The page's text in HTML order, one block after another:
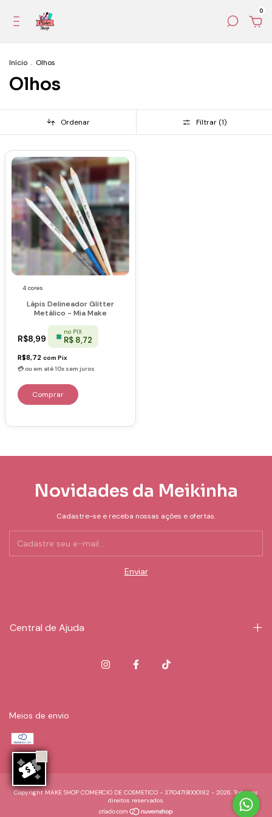
0
Início . Olhos
Olhos
Ordenar Filtrar (1)
4 cores
Lápis Delineador Glitter
Metálico - Mia Make
R$8,99
no PIX
R$ 8,72
R$8,72 com Pix
Comprar
Novidades da Meikinha
Cadastre-se e receba nossas ações e ofertas.
Central de Ajuda
Meios de envio
Copyright MAKE SHOP COMERCIO DE COSMETICO - 37104719000182 - 2026. Todos os
direitos reservados.